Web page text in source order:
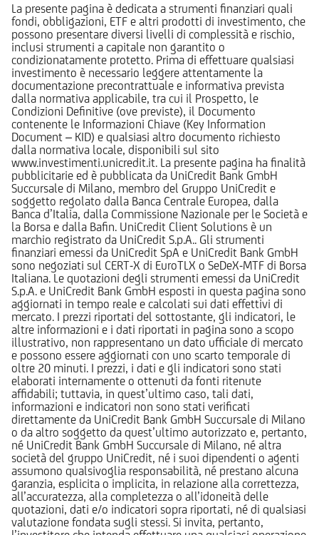
La presente pagina è dedicata a strumenti finanziari quali
fondi, obbligazioni, ETF e altri prodotti di investimento, che
possono presentare diversi livelli di complessità e rischio,
inclusi strumenti a capitale non garantito o
condizionatamente protetto. Prima di effettuare qualsiasi
investimento è necessario leggere attentamente la
documentazione precontrattuale e informativa prevista
dalla normativa applicabile, tra cui il Prospetto, le
Condizioni Definitive (ove previste), il Documento
contenente le Informazioni Chiave (Key Information
Document – KID) e qualsiasi altro documento richiesto
dalla normativa locale, disponibili sul sito
www.investimenti.unicredit.it. La presente pagina ha finalità
pubblicitarie ed è pubblicata da UniCredit Bank GmbH
Succursale di Milano, membro del Gruppo UniCredit e
soggetto regolato dalla Banca Centrale Europea, dalla
Banca d’Italia, dalla Commissione Nazionale per le Società e
la Borsa e dalla Bafin. UniCredit Client Solutions è un
marchio registrato da UniCredit S.p.A.. Gli strumenti
finanziari emessi da UniCredit SpA e UniCredit Bank GmbH
sono negoziati sul CERT-X di EuroTLX o SeDeX-MTF di Borsa
Italiana. Le quotazioni degli strumenti emessi da UniCredit
S.p.A. e UniCredit Bank GmbH esposti in questa pagina sono
aggiornati in tempo reale e calcolati sui dati effettivi di
mercato. I prezzi riportati del sottostante, gli indicatori, le
altre informazioni e i dati riportati in pagina sono a scopo
illustrativo, non rappresentano un dato ufficiale di mercato
e possono essere aggiornati con uno scarto temporale di
oltre 20 minuti. I prezzi, i dati e gli indicatori sono stati
elaborati internamente o ottenuti da fonti ritenute
affidabili; tuttavia, in quest’ultimo caso, tali dati,
informazioni e indicatori non sono stati verificati
direttamente da UniCredit Bank GmbH Succursale di Milano
o da altro soggetto da quest’ultimo autorizzato e, pertanto,
né UniCredit Bank GmbH Succursale di Milano, né altra
società del gruppo UniCredit, né i suoi dipendenti o agenti
assumono qualsivoglia responsabilità, né prestano alcuna
garanzia, esplicita o implicita, in relazione alla correttezza,
all’accuratezza, alla completezza o all’idoneità delle
quotazioni, dati e/o indicatori sopra riportati, né di qualsiasi
valutazione fondata sugli stessi. Si invita, pertanto,